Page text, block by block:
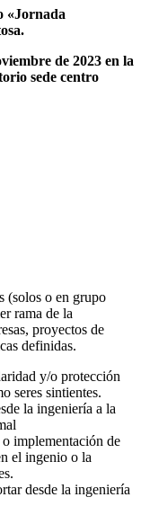
«Jornada
de 2023 en la
sede centro
(solos o en grupo
rama de la
proyectos de
definidas.
y/o protección
seres sintientes.
la ingeniería a la
implementación de
el ingenio o la
desde la ingeniería